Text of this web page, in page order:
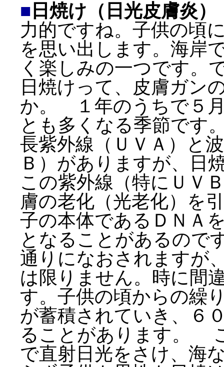
■ 日焼け（日光皮膚炎）
力的ですね。子供の頃
を思い出します。海岸
く楽しみの一つです。
日焼けって、皮膚ガン
か。 １年のうちで５
とも多くなる季節です
長紫外線（ＵＶＡ）と
Ｂ）がありますが、日
この紫外線（特にＵＶ
膚の老化（光老化）を
子の本体であるＤＮＡ
となることがあるので
通りになおされますが
は限りません。時に間
す。子供の頃からの繰
が蓄積されていき、６
ることがあります。
で直射日光をさけ、海